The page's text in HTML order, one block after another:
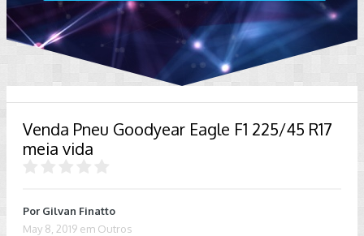
Venda Pneu Goodyear Eagle F1 225/45 R17
meia vida
Por Gilvan Finatto
May 8, 2019 em Outros